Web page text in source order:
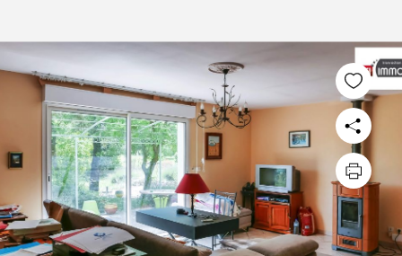
L'AGENCE CI-IMMO
L'agence
Nos collaborateurs
Devenez mandataires
Mentions légales
Politique de confidentialités
Nous contacter